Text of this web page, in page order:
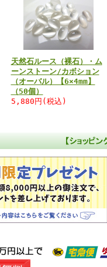
天然石ルース（裸石）・ム
ーンストーン/カボション
（オーバル）【6×4mm】
（50個）
5,880円(税込)